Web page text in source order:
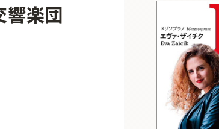
海の向こうの音楽家 ぶらあぼブラス！
ート
過去の特集
ケジュール
や ら わ
響楽団